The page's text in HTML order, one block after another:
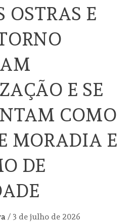
OSTRAS E
E SE
COMO
MORADIA E
DE
/ 3 de julho de 2026